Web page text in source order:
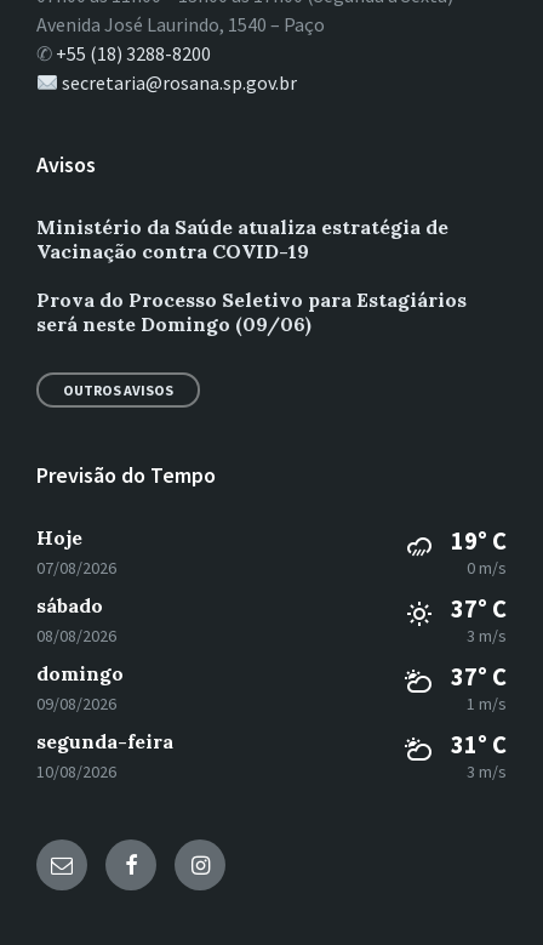
Avenida José Laurindo, 1540 – Paço
✆ +55 (18) 3288-8200
secretaria@rosana.sp.gov.br
Avisos
Ministério da Saúde atualiza estratégia de
Vacinação contra COVID-19
Prova do Processo Seletivo para Estagiários
será neste Domingo (09/06)
OUTROS AVISOS
Previsão do Tempo
Hoje
07/08/2026
19° C
0 m/s
sábado
08/08/2026
37° C
3 m/s
domingo
09/08/2026
37° C
1 m/s
segunda-feira
10/08/2026
31° C
3 m/s
E- FacebookInstagram